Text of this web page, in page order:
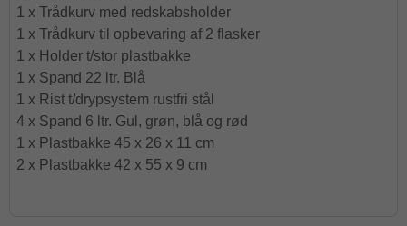
1 x Trådkurv med redskabsholder
1 x Trådkurv til opbevaring af 2 flasker
1 x Holder t/stor plastbakke
1 x Spand 22 ltr. Blå
1 x Rist t/drypsystem rustfri stål
4 x Spand 6 ltr. Gul, grøn, blå og rød
1 x Plastbakke 45 x 26 x 11 cm
2 x Plastbakke 42 x 55 x 9 cm